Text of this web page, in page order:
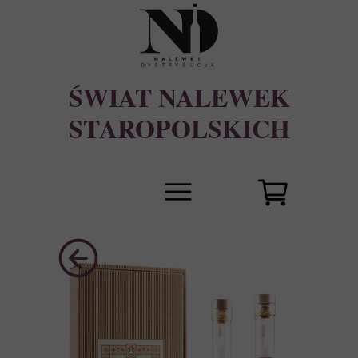
ŚWIAT NALEWEK
STAROPOLSKICH